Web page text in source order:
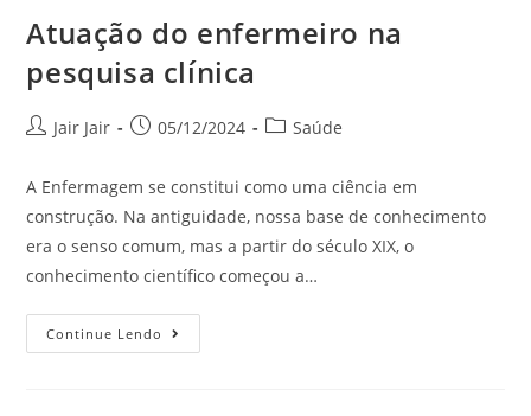
Atuação do enfermeiro na
pesquisa clínica
Jair Jair 05/12/2024 Saúde
A Enfermagem se constitui como uma ciência em
construção. Na antiguidade, nossa base de conhecimento
era o senso comum, mas a partir do século XIX, o
conhecimento científico começou a…
Continue Lendo